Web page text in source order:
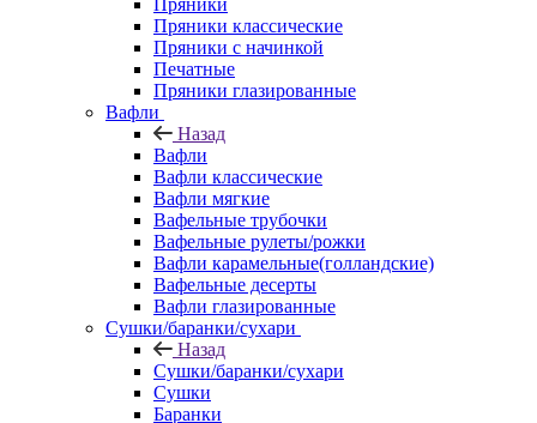
Пряники
Пряники классические
Пряники с начинкой
Печатные
Пряники глазированные
Вафли
Назад
Вафли
Вафли классические
Вафли мягкие
Вафельные трубочки
Вафельные рулеты/рожки
Вафли карамельные(голландские)
Вафельные десерты
Вафли глазированные
Сушки/баранки/сухари
Назад
Сушки/баранки/сухари
Сушки
Баранки